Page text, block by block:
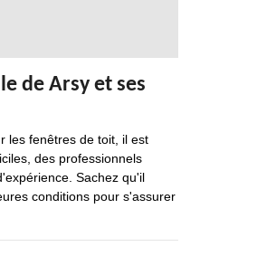
de Arsy et ses
les fenêtres de toit, il est
des professionnels
Sachez qu'il
conditions pour s'assurer